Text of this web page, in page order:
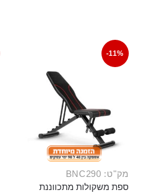
-11%
מק"ט: BNC290
ספת משקולות מתכווננת